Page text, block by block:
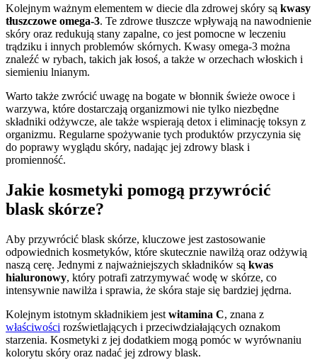
Kolejnym ważnym elementem w diecie dla zdrowej skóry są kwasy
tłuszczowe omega-3. Te zdrowe tłuszcze wpływają na nawodnienie
skóry oraz redukują stany zapalne, co jest pomocne w leczeniu
trądziku i innych problemów skórnych. Kwasy omega-3 można
znaleźć w rybach, takich jak łosoś, a także w orzechach włoskich i
siemieniu lnianym.
Warto także zwrócić uwagę na bogate w błonnik świeże owoce i
warzywa, które dostarczają organizmowi nie tylko niezbędne
składniki odżywcze, ale także wspierają detox i eliminację toksyn z
organizmu. Regularne spożywanie tych produktów przyczynia się
do poprawy wyglądu skóry, nadając jej zdrowy blask i
promienność.
Jakie kosmetyki pomogą przywrócić
blask skórze?
Aby przywrócić blask skórze, kluczowe jest zastosowanie
odpowiednich kosmetyków, które skutecznie nawilżą oraz odżywią
naszą cerę. Jednymi z najważniejszych składników są kwas
hialuronowy, który potrafi zatrzymywać wodę w skórze, co
intensywnie nawilża i sprawia, że skóra staje się bardziej jędrna.
Kolejnym istotnym składnikiem jest witamina C, znana z
właściwości rozświetlających i przeciwdziałających oznakom
starzenia. Kosmetyki z jej dodatkiem mogą pomóc w wyrównaniu
kolorytu skóry oraz nadać jej zdrowy blask.